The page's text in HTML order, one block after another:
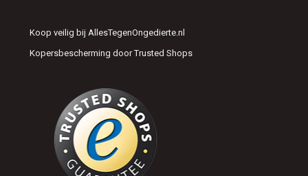
Koop veilig bij AllesTegenOngedierte.nl
Kopersbescherming door Trusted Shops